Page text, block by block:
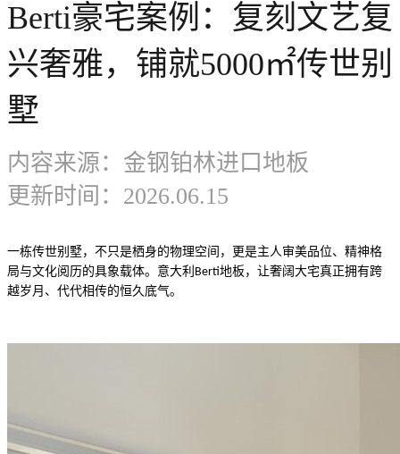
艺术地板
多层实木地板
高科技实木复合地板
Berti豪宅案例：复刻文艺复
兴奢雅，铺就5000㎡传世别
墅
内容来源：金钢铂林进口地板
更新时间：2026.06.15
一栋传世别墅，不只是栖身的物理空间，更是主人审美品位、精神格
局与文化阅历的具象载体。意大利 Berti地板，让奢阔大宅真正拥有跨
越岁月、代代相传的恒久底气。